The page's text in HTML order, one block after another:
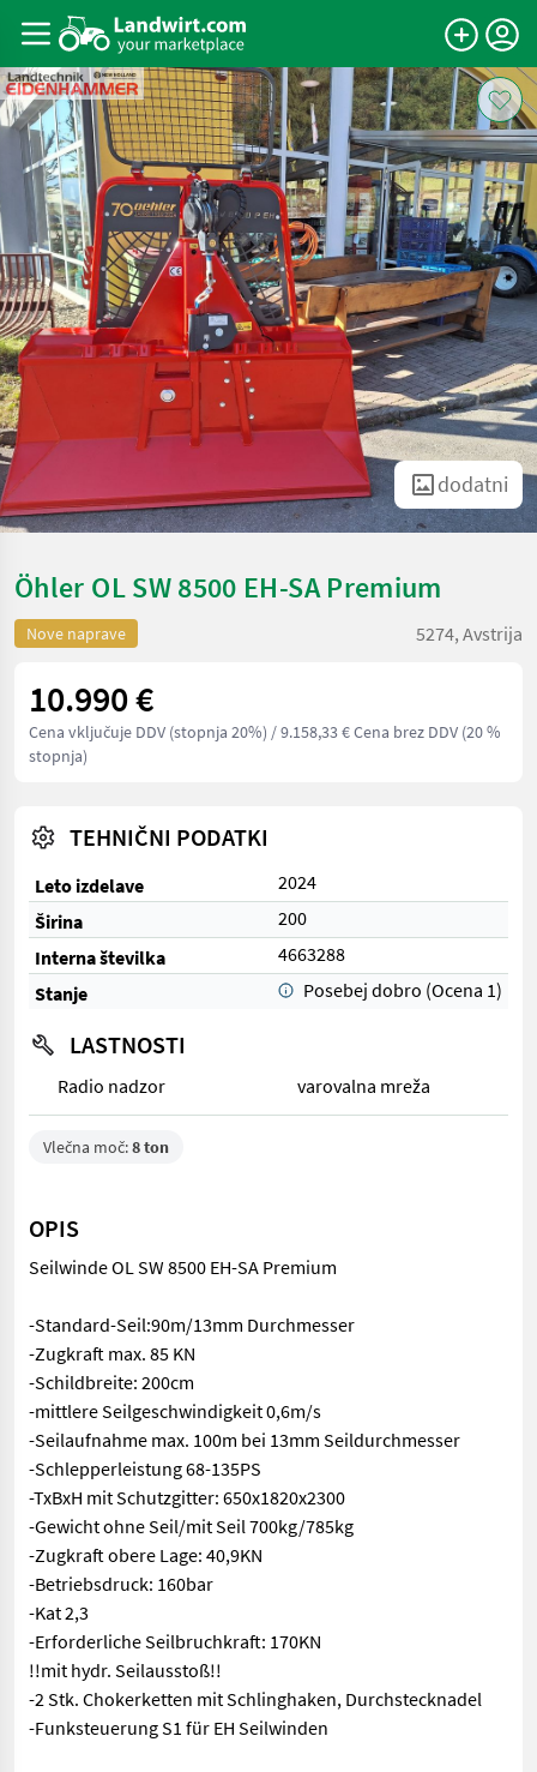
dodatni
Öhler OL SW 8500 EH-SA Premium
Nove naprave 5274, Avstrija
10.990 €
Cena vključuje DDV (stopnja 20%) / 9.158,33 € Cena brez DDV (20 %
stopnja)
TEHNIČNI PODATKI
Leto izdelave
2024
Širina
200
Interna številka
4663288
Stanje
Posebej dobro (Ocena 1)
LASTNOSTI
Radio nadzor varovalna mreža
Vlečna moč:8 ton
OPIS
Seilwinde OL SW 8500 EH-SA Premium
-Standard-Seil:90m/13mm Durchmesser
-Zugkraft max. 85 KN
-Schildbreite: 200cm
-mittlere Seilgeschwindigkeit 0,6m/s
-Seilaufnahme max. 100m bei 13mm Seildurchmesser
-Schlepperleistung 68-135PS
-TxBxH mit Schutzgitter: 650x1820x2300
-Gewicht ohne Seil/mit Seil 700kg/785kg
-Zugkraft obere Lage: 40,9KN
-Betriebsdruck: 160bar
-Kat 2,3
-Erforderliche Seilbruchkraft: 170KN
!!mit hydr. Seilausstoß!!
-2 Stk. Chokerketten mit Schlinghaken, Durchstecknadel
-Funksteuerung S1 für EH Seilwinden